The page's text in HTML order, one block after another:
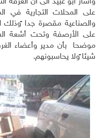
على المحلات التجارية في
والصناعية مقصرة جدا ًوذلك
على الأرصفة وتحت أشعة
موضحا بأن مدير وأعضاء
شيئا ًولا يحاسبونهم.